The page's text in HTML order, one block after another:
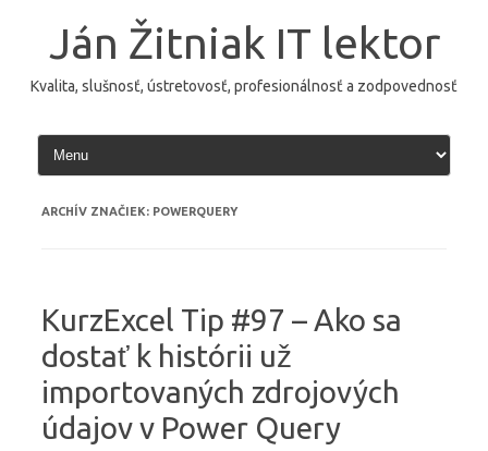
Ján Žitniak IT lektor
Kvalita, slušnosť, ústretovosť, profesionálnosť a zodpovednosť
ARCHÍV ZNAČIEK: POWERQUERY
KurzExcel Tip #97 – Ako sa
dostať k histórii už
importovaných zdrojových
údajov v Power Query